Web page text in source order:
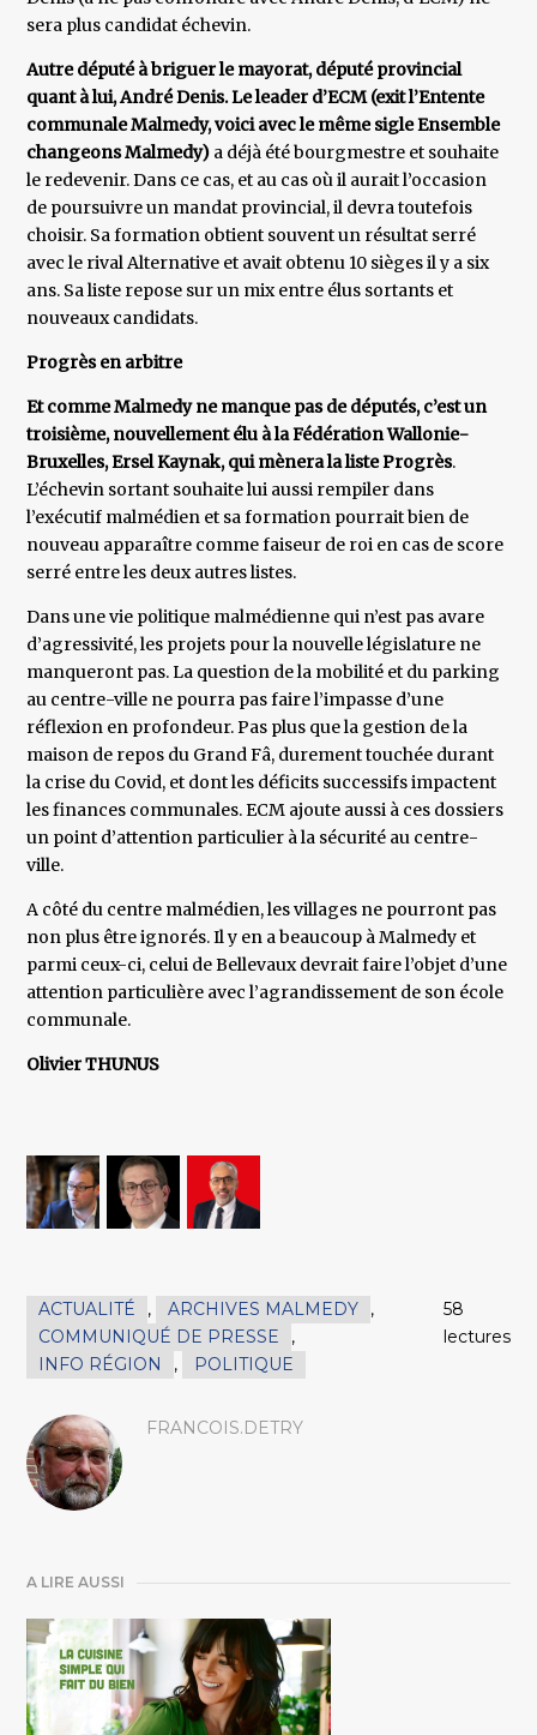
sera plus candidat échevin.
Autre député à briguer le mayorat, député provincial
quant à lui, André Denis. Le leader d’ECM (exit l’Entente
communale Malmedy, voici avec le même sigle Ensemble
changeons Malmedy) a déjà été bourgmestre et souhaite
le redevenir. Dans ce cas, et au cas où il aurait l’occasion
de poursuivre un mandat provincial, il devra toutefois
choisir. Sa formation obtient souvent un résultat serré
avec le rival Alternative et avait obtenu 10 sièges il y a six
ans. Sa liste repose sur un mix entre élus sortants et
nouveaux candidats.
Progrès en arbitre
Et comme Malmedy ne manque pas de députés, c’est un
troisième, nouvellement élu à la Fédération Wallonie-
Bruxelles, Ersel Kaynak, qui mènera la liste Progrès.
L’échevin sortant souhaite lui aussi rempiler dans
l’exécutif malmédien et sa formation pourrait bien de
nouveau apparaître comme faiseur de roi en cas de score
serré entre les deux autres listes.
Dans une vie politique malmédienne qui n’est pas avare
d’agressivité, les projets pour la nouvelle législature ne
manqueront pas. La question de la mobilité et du parking
au centre-ville ne pourra pas faire l’impasse d’une
réflexion en profondeur. Pas plus que la gestion de la
maison de repos du Grand Fâ, durement touchée durant
la crise du Covid, et dont les déficits successifs impactent
les finances communales. ECM ajoute aussi à ces dossiers
un point d’attention particulier à la sécurité au centre-
ville.
A côté du centre malmédien, les villages ne pourront pas
non plus être ignorés. Il y en a beaucoup à Malmedy et
parmi ceux-ci, celui de Bellevaux devrait faire l’objet d’une
attention particulière avec l’agrandissement de son école
communale.
Olivier THUNUS
ACTUALITÉ , ARCHIVES MALMEDY
,
COMMUNIQUÉ DE PRESSE
,
INFO RÉGION
, POLITIQUE
58
lectures
FRANCOIS.DETRY
A LIRE AUSSI